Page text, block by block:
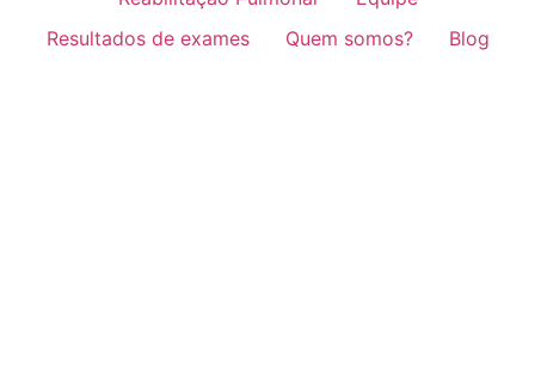
Resultados de exames
Quem somos? Blog